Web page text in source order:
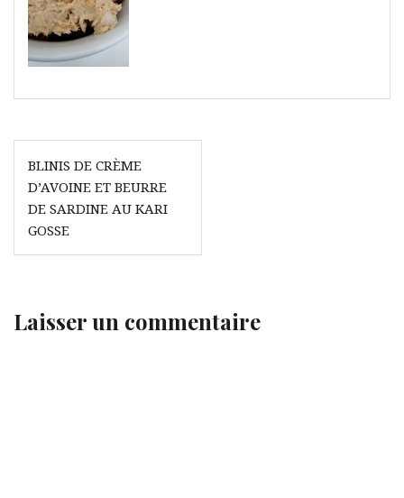
Navigation
de
l’article
BLINIS DE CRÈME
D’AVOINE ET BEURRE
DE SARDINE AU KARI
GOSSE
Laisser un commentaire